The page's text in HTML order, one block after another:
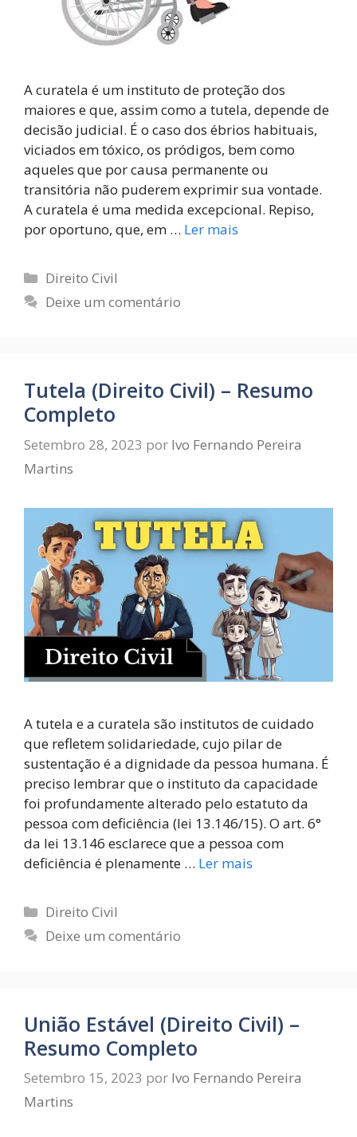
A curatela é um instituto de proteção dos
maiores e que, assim como a tutela, depende de
decisão judicial. É o caso dos ébrios habituais,
viciados em tóxico, os pródigos, bem como
aqueles que por causa permanente ou
transitória não puderem exprimir sua vontade.
A curatela é uma medida excepcional. Repiso,
por oportuno, que, em … Ler mais
Direito Civil
Deixe um comentário
Tutela (Direito Civil) – Resumo
Completo
Setembro 28, 2023 por Ivo Fernando Pereira
Martins
A tutela e a curatela são institutos de cuidado
que refletem solidariedade, cujo pilar de
sustentação é a dignidade da pessoa humana. É
preciso lembrar que o instituto da capacidade
foi profundamente alterado pelo estatuto da
pessoa com deficiência (lei 13.146/15). O art. 6°
da lei 13.146 esclarece que a pessoa com
deficiência é plenamente … Ler mais
Direito Civil
Deixe um comentário
União Estável (Direito Civil) –
Resumo Completo
Setembro 15, 2023 por Ivo Fernando Pereira
Martins